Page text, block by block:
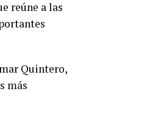
reúne a las
Quintero,
más